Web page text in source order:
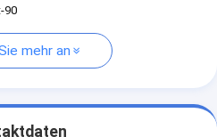
90
mehr an